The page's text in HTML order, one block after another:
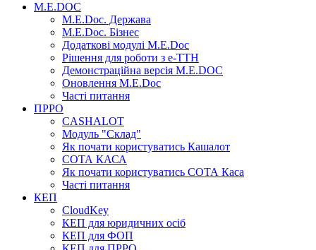
M.E.DOC
M.E.Doc. Держава
M.E.Doc. Бізнес
Додаткові модулі M.E.Doc
Рішення для роботи з е-ТТН
Демонстраційна версія M.E.DOC
Оновлення M.E.Doc
Часті питання
ПРРО
CASHALOT
Модуль "Склад"
Як почати користуватись Кашалот
СОТА КАСА
Як почати користуватись СОТА Каса
Часті питання
КЕП
CloudKey
КЕП для юридичних осіб
КЕП для ФОП